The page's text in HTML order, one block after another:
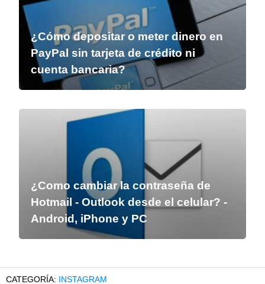
¿Cómo depositar o meter dinero en
PayPal sin tarjeta de crédito ni
cuenta bancaria?
¿Como cambiar la contraseña de
Hotmail - Outlook desde el celular? -
Android, iPhone y PC
INSTAGRAM